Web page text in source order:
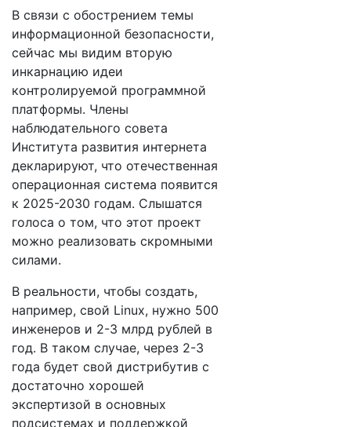
В связи с обострением темы
информационной безопасности,
сейчас мы видим вторую
инкарнацию идеи
контролируемой программной
платформы. Члены
наблюдательного совета
Института развития интернета
декларируют, что отечественная
операционная система появится
к 2025-2030 годам. Слышатся
голоса о том, что этот проект
можно реализовать скромными
силами.
В реальности, чтобы создать,
например, свой Linux, нужно 500
инженеров и 2-3 млрд рублей в
год. В таком случае, через 2-3
года будет свой дистрибутив с
достаточно хорошей
экспертизой в основных
подсистемах и поддержкой